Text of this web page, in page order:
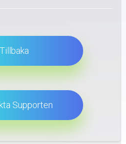
Tillbaka
Supporten